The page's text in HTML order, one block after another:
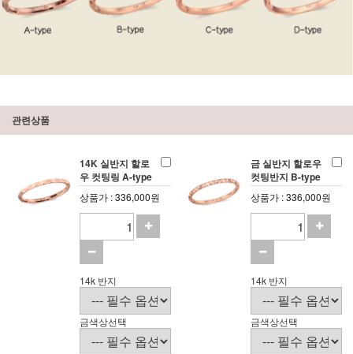
관련상품
14K 실반지 할로
우 컷팅링 A-type
상품가 : 336,000원
14k 반지
금색상선택
금 실반지 할로우
컷팅반지 B-type
상품가 : 336,000원
14k 반지
금색상선택